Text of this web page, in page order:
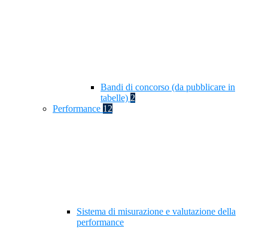
Bandi di concorso (da pubblicare in
tabelle) 2
Performance 12
Sistema di misurazione e valutazione della
performance